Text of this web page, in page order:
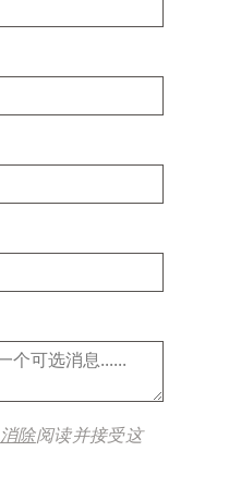
消除阅读并接受这